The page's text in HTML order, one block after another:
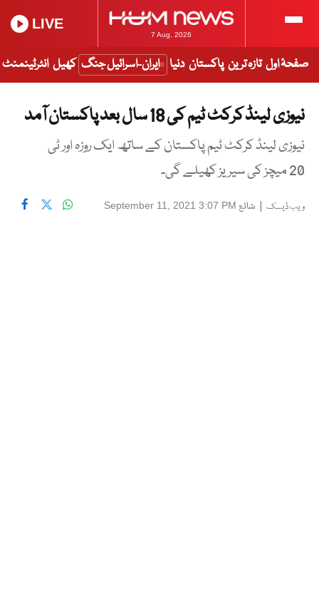
7 Aug, 2026
LIVE
صفحۂ اول تازہ ترین پاکستان دنیا ایران-اسرائیل جنگ کھیل انٹرٹینمنٹ
نیوزی لینڈ کرکٹ ٹیم کی 18 سال بعد پاکستان آمد
نیوزی لینڈ کرکٹ ٹیم پاکستان کے ساتھ ایک روزہ اور ٹی
20 میچز کی سیریز کھیلے گی۔
ویب ڈیسک | شائع September 11, 2021 3:07 PM